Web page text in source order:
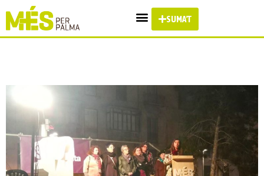
SUMA'T